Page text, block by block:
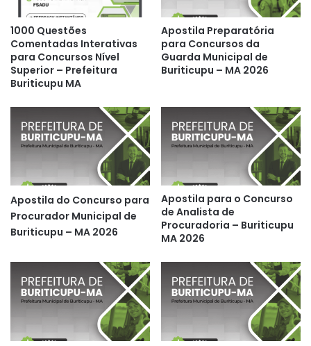
1000 Questões
Comentadas Interativas
para Concursos Nível
Superior – Prefeitura
Buriticupu MA
Apostila Preparatória
para Concursos da
Guarda Municipal de
Buriticupu – MA 2026
Apostila do Concurso para
Procurador Municipal de
Buriticupu – MA 2026
Apostila para o Concurso
de Analista de
Procuradoria – Buriticupu
MA 2026